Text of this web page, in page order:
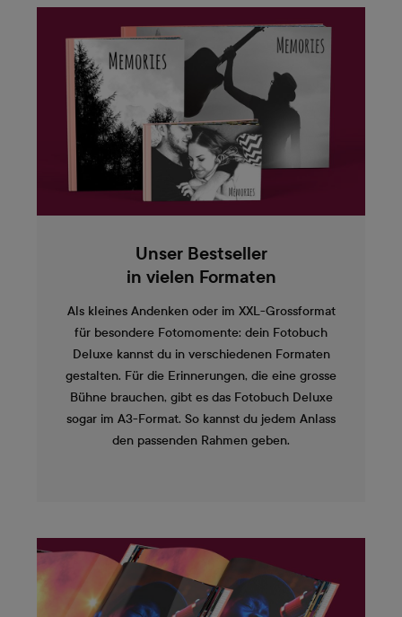
Unser Bestseller
in vielen Formaten
Als kleines Andenken oder im XXL-Grossformat
für besondere Fotomomente: dein Fotobuch
Deluxe kannst du in verschiedenen Formaten
gestalten. Für die Erinnerungen, die eine grosse
Bühne brauchen, gibt es das Fotobuch Deluxe
sogar im A3-Format. So kannst du jedem Anlass
den passenden Rahmen geben.